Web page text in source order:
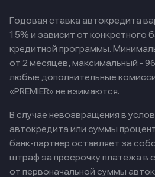
Годовая ставка автокредита
15% и зависит от конкретного
кредитной программы.
от 2 месяцев, максимальный -
любые дополнительные
«PREMIER» не взимаются.
В случае невозвращения в
автокредита или суммы
банк-партнер оставляет за
штраф за просрочку платежа в
от первоначальной суммы